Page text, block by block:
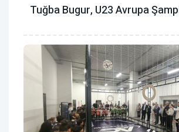
Tuğba Bugur, U23 Avrupa